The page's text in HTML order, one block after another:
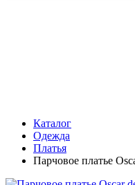
Каталог
Одежда
Платья
Парчовое платье